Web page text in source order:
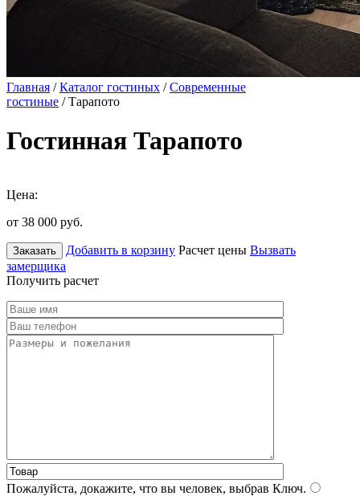
Главная /Каталог гостиных /Современные
гостиные / Тарапото
Гостинная Тарапото
Цена:
от 38 000 руб.
Заказать Добавить в корзину Расчет цены Вызвать
замерщика
Получить расчет
Пожалуйста, докажите, что вы человек, выбрав Ключ.